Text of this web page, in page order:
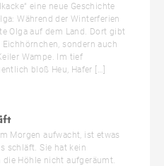
eine neue Geschichte
Während der Winterferien
Olga auf dem Land. Dort gibt
sondern auch
Wampe. Im tief
bloß Heu, Hafer […]
Morgen aufwacht, ist etwas
schläft. Sie hat kein
Höhle nicht aufgeräumt.